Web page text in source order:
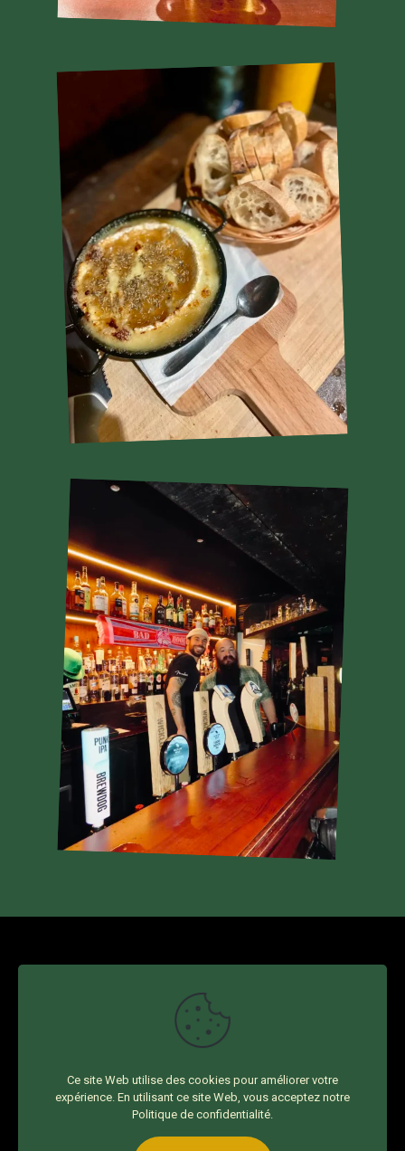
12 rue du Château
44000 NANTES
© 2026 Design byAgence EB| Buck Mulligan'sMentions
légales
Ce site Web utilise des cookies pour améliorer votre
expérience. En utilisant ce site Web, vous acceptez notre
Politique de confidentialité.